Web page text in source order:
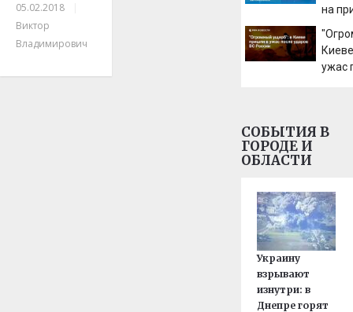
05.02.2018
Виктор
Владимирович
на
ужас
СОБЫТИЯ В
ГОРОДЕ И
ОБЛАСТИ
Украину
взрывают
изнутри: в
Днепре горят